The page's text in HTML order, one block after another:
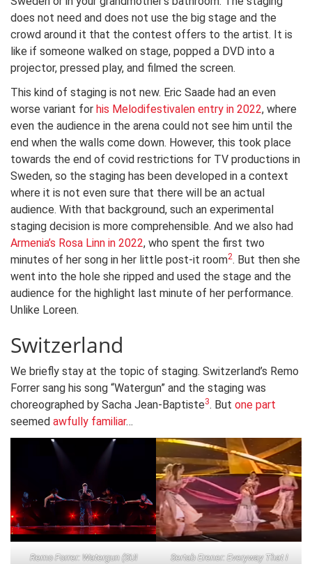
does not need and does not use the big stage and the
crowd around it that the contest offers to the artist. It is
like if someone walked on stage, popped a DVD into a
projector, pressed play, and filmed the screen.
This kind of staging is not new. Eric Saade had an even
worse variant for his Melodifestivalen entry in 2022, where
even the audience in the arena could not see him until the
end when the walls come down. However, this took place
towards the end of covid restrictions for TV productions in
Sweden, so the staging has been developed in a context
where it is not even sure that there will be an actual
audience. With that background, such an experimental
staging decision is more comprehensible. And we also had
Armenia’s Rosa Linn in 2022, who spent the first two
minutes of her song in her little post-it room2. But then she
went into the hole she ripped and used the stage and the
audience for the highlight last minute of her performance.
Unlike Loreen.
Switzerland
We briefly stay at the topic of staging. Switzerland’s Remo
Forrer sang his song “Watergun” and the staging was
choreographed by Sacha Jean-Baptiste3. But one part
seemed awfully familiar…
Remo Forrer: Watergun (SUI Sertab Erener: Everyway That I